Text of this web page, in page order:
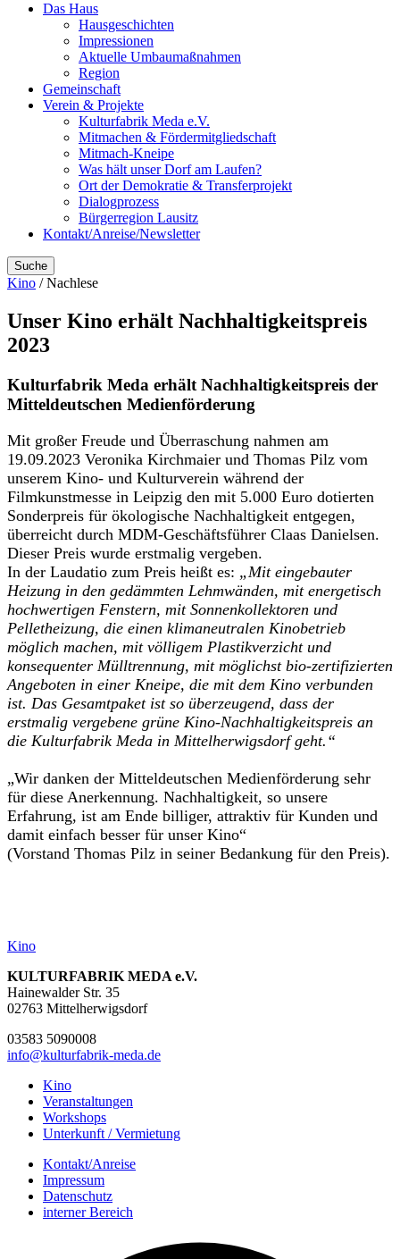
Das Haus
Hausgeschichten
Impressionen
Aktuelle Umbaumaßnahmen
Region
Gemeinschaft
Verein & Projekte
Kulturfabrik Meda e.V.
Mitmachen & Fördermitgliedschaft
Mitmach-Kneipe
Was hält unser Dorf am Laufen?
Ort der Demokratie & Transferprojekt
Dialogprozess
Bürgerregion Lausitz
Kontakt/Anreise/Newsletter
Suche
Kino / Nachlese
Unser Kino erhält Nachhaltigkeitspreis
2023
Kulturfabrik Meda erhält Nachhaltigkeitspreis der
Mitteldeutschen Medienförderung
Mit großer Freude und Überraschung nahmen am
19.09.2023 Veronika Kirchmaier und Thomas Pilz vom
unserem Kino- und Kulturverein während der
Filmkunstmesse in Leipzig den mit 5.000 Euro dotierten
Sonderpreis für ökologische Nachhaltigkeit entgegen,
überreicht durch MDM-Geschäftsführer Claas Danielsen.
Dieser Preis wurde erstmalig vergeben.
In der Laudatio zum Preis heißt es: „Mit eingebauter
Heizung in den gedämmten Lehmwänden, mit energetisch
hochwertigen Fenstern, mit Sonnenkollektoren und
Pelletheizung, die einen klimaneutralen Kinobetrieb
möglich machen, mit völligem Plastikverzicht und
konsequenter Mülltrennung, mit möglichst bio-zertifizierten
Angeboten in einer Kneipe, die mit dem Kino verbunden
ist. Das Gesamtpaket ist so überzeugend, dass der
erstmalig vergebene grüne Kino-Nachhaltigkeitspreis an
die Kulturfabrik Meda in Mittelherwigsdorf geht.“
„Wir danken der Mitteldeutschen Medienförderung sehr
für diese Anerkennung. Nachhaltigkeit, so unsere
Erfahrung, ist am Ende billiger, attraktiv für Kunden und
damit einfach besser für unser Kino“
(Vorstand Thomas Pilz in seiner Bedankung für den Preis).
Kino
KULTURFABRIK MEDA e.V.
Hainewalder Str. 35
02763 Mittelherwigsdorf
03583 5090008
info@kulturfabrik-meda.de
Kino
Veranstalt­ungen
Workshops
Unterkunft / Vermietung
Kontakt/Anreise
Impressum
Datenschutz
interner Bereich